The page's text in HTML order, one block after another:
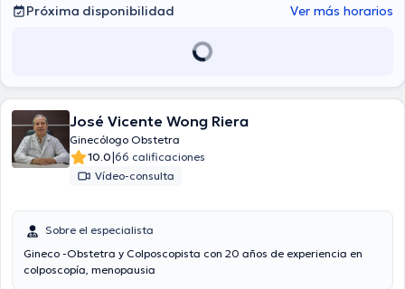
Próxima disponibilidad
Ver más horarios
José Vicente Wong Riera
Ginecólogo Obstetra
10.0|66 calificaciones
Vídeo-consulta
Sobre el especialista
Gineco -Obstetra y Colposcopista con 20 años de experiencia en
colposcopía, menopausia